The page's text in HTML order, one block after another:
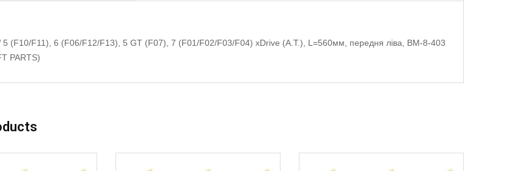
5 (F10/F11), 6 (F06/F12/F13), 5 GT (F07), 7 (F01/F02/F03/F04) xDrive (A.T.), L=560мм, передня ліва, BM-8-403
PARTS)